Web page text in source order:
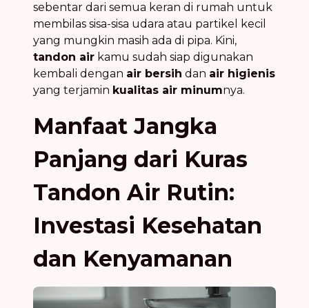
sebentar dari semua keran di rumah untuk
membilas sisa-sisa udara atau partikel kecil
yang mungkin masih ada di pipa. Kini,
tandon air kamu sudah siap digunakan
kembali dengan air bersih dan air higienis
yang terjamin kualitas air minumnya.
Manfaat Jangka
Panjang dari Kuras
Tandon Air Rutin:
Investasi Kesehatan
dan Kenyamanan